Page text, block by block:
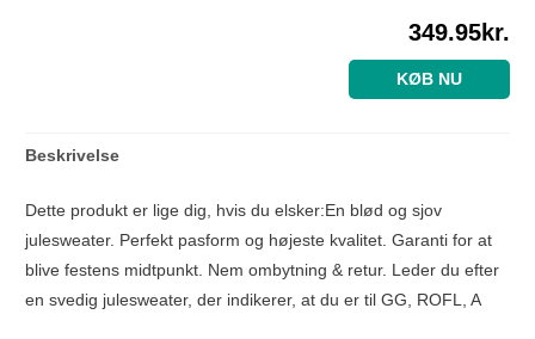
349.95kr.
KØB NU
Beskrivelse
Dette produkt er lige dig, hvis du elsker:En blød og sjov
julesweater. Perfekt pasform og højeste kvalitet. Garanti for at
blive festens midtpunkt. Nem ombytning & retur. Leder du efter
en svedig julesweater, der indikerer, at du er til GG, ROFL, A